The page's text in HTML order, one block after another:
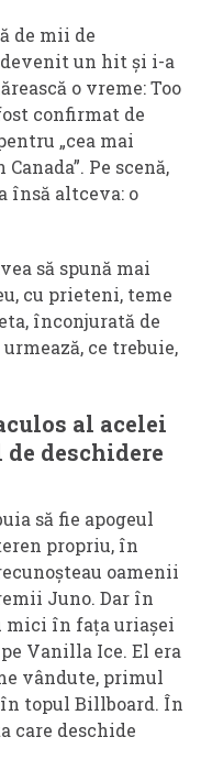
de mii de
un hit și i-a
o vreme: Too
confirmat de
„cea mai
Pe scenă,
însă altceva: o
să spună mai
cu prieteni, teme
înconjurată de
ce trebuie,
al acelei
deschidere
să fie apogeul
propriu, în
oamenii
Juno. Dar în
mici în fața uriașei
Vanilla Ice. El era
vândute, primul
topul Billboard. În
care deschide